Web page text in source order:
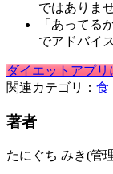
ではありま
「あってる
でアドバイス
ダイエットアプ
関連カテゴリ： 食
著者
たにぐち みき(管